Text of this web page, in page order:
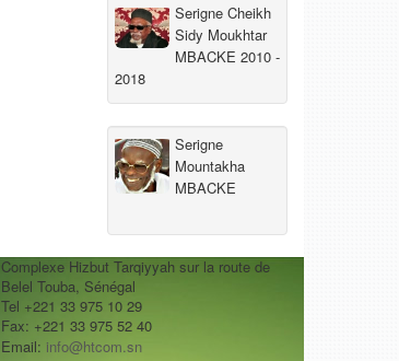
Serigne Cheikh
Sidy Moukhtar
MBACKE 2010 -
2018
Serigne
Mountakha
MBACKE
Complexe Hizbut Tarqiyyah sur la route de
Belel Touba, Sénégal
Tel +221 33 975 10 29
Fax: +221 33 975 52 40
Email: info@htcom.sn